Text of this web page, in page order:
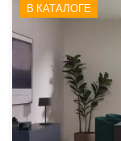
В КАТАЛОГЕ